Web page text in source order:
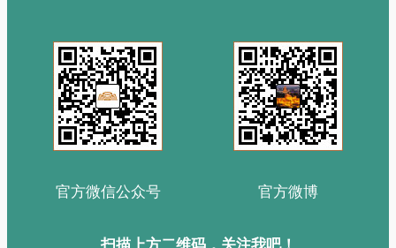
官方微信公众号 官方微博
扫描上方二维码，关注我吧！